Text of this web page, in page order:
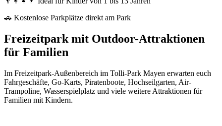
🚗 Kostenlose Parkplätze direkt am Park
Freizeitpark mit Outdoor-Attraktionen
für Familien
Im Freizeitpark-Außenbereich im Tolli-Park Mayen erwarten euch
Fahrgeschäfte, Go-Karts, Piratenboote, Hochseilgarten, Air-
Trampoline, Wasserspielplatz und viele weitere Attraktionen für
Familien mit Kindern.